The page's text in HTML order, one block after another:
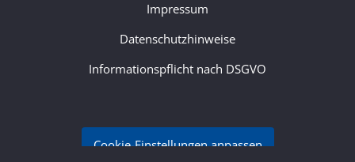
Impressum
Datenschutzhinweise
Informationspflicht nach DSGVO
Cookie-Einstellungen anpassen